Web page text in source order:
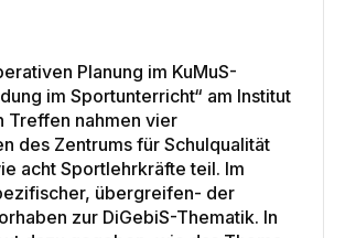
Planung im KuMuS-
im Sportunterricht“ am Institut
Treffen nahmen vier
des Zentrums für Schulqualität
acht Sportlehrkräfte teil. Im
übergreifen- der
zur DiGebiS-Thematik. In